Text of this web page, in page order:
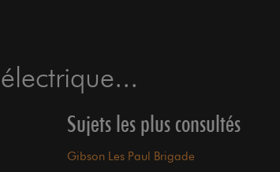
Sujets les plus consultés
Gibson Les Paul Brigade